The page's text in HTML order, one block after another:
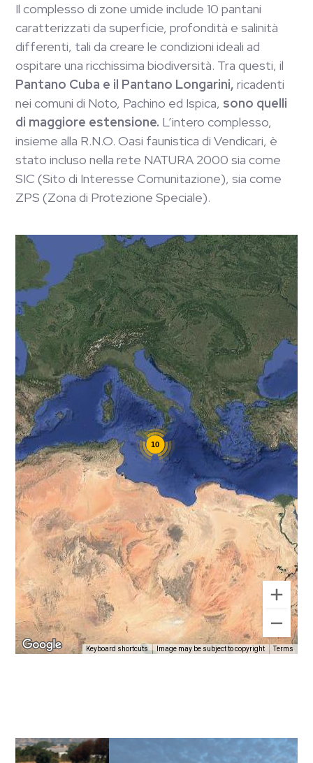
Il complesso di zone umide include 10 pantani
caratterizzati da superficie, profondità e salinità
differenti, tali da creare le condizioni ideali ad
ospitare una ricchissima biodiversità. Tra questi, il
Pantano Cuba e il Pantano Longarini, ricadenti
nei comuni di Noto, Pachino ed Ispica, sono quelli
di maggiore estensione. L’intero complesso,
insieme alla R.N.O. Oasi faunistica di Vendicari, è
stato incluso nella rete NATURA 2000 sia come
SIC (Sito di Interesse Comunitazione), sia come
ZPS (Zona di Protezione Speciale).
10
Keyboard shortcuts Image may be subject to copyright Terms